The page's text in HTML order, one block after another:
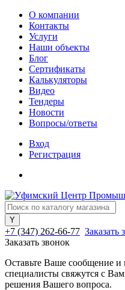
О компании
Контакты
Услуги
Наши объекты
Блог
Сертификаты
Калькуляторы
Видео
Тендеры
Новости
Вопросы/ответы
Вход
Регистрация
+7 (347) 262-66-77 Заказать
Заказать звонок
Оставьте Ваше сообщение
специалисты свяжутся с
решения Вашего вопроса.